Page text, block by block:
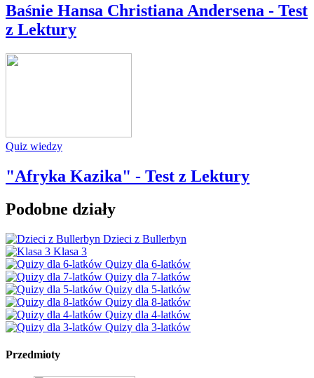
Baśnie Hansa Christiana Andersena - Test
z Lektury
Quiz wiedzy
"Afryka Kazika" - Test z Lektury
Podobne działy
Dzieci z Bullerbyn
Klasa 3
Quizy dla 6-latków
Quizy dla 7-latków
Quizy dla 5-latków
Quizy dla 8-latków
Quizy dla 4-latków
Quizy dla 3-latków
Przedmioty